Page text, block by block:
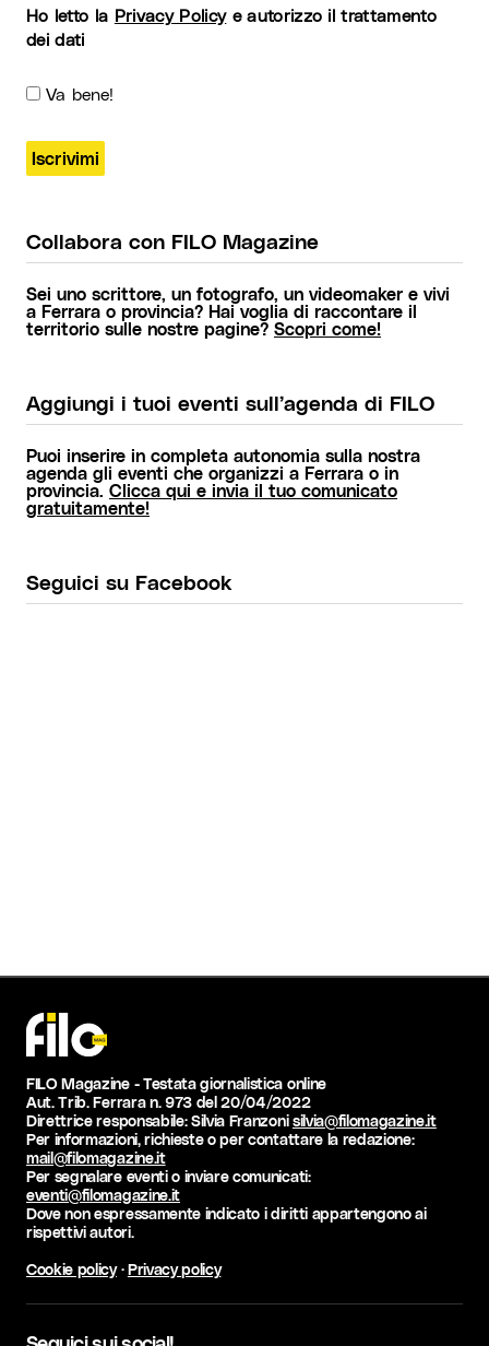
Ho letto la Privacy Policye autorizzo il trattamento
dei dati
Va bene!
Collabora con FILO Magazine
Sei uno scrittore, un fotografo, un videomaker e vivi
a Ferrara o provincia? Hai voglia di raccontare il
territorio sulle nostre pagine? Scopri come!
Aggiungi i tuoi eventi sull’agenda di FILO
Puoi inserire in completa autonomia sulla nostra
agenda gli eventi che organizzi a Ferrara o in
provincia. Clicca qui e invia il tuo comunicato
gratuitamente!
Seguici su Facebook
FILO Magazine - Testata giornalistica online
Aut. Trib. Ferrara n. 973 del 20/04/2022
Direttrice responsabile: Silvia Franzonisilvia@filomagazine.it
Per informazioni, richieste o per contattare la redazione:
mail@filomagazine.it
Per segnalare eventi o inviare comunicati:
eventi@filomagazine.it
Dove non espressamente indicato i diritti appartengono ai
rispettivi autori.
Cookie policy·Privacy policy